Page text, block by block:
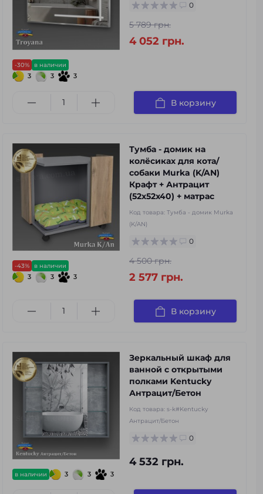
-30% в наличии
3 3 3
0
5 789 грн.
4 052 грн.
В корзину
-43% в наличии
3 3 3
Тумба - домик на
колёсиках для кота/
собаки Murka (K/AN)
Крафт + Антрацит
(52x52x40) + матрас
Код товара: Тумба - домик Murka
(K/AN)
0
4 500 грн.
2 577 грн.
В корзину
в наличии 3 3 3
Зеркальный шкаф для
ванной с открытыми
полками Kentucky
Антрацит/Бетон
Код товара: s-k#Kentucky
Антрацит/Бетон
0
4 532 грн.